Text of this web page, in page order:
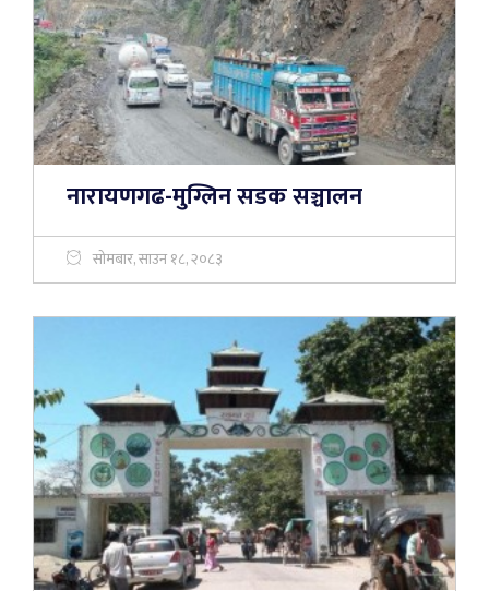
नारायणगढ-मुग्लिन सडक सञ्चालन
सोमबार, साउन १८, २०८३